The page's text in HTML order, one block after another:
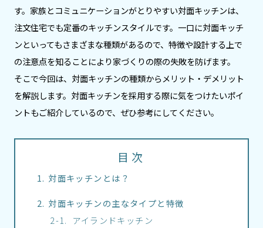
す。家族とコミュニケーションがとりやすい対面キッチンは、
注文住宅でも定番のキッチンスタイルです。一口に対面キッチ
ンといってもさまざまな種類があるので、特徴や設計する上で
の注意点を知ることにより家づくりの際の失敗を防げます。
そこで今回は、対面キッチンの種類からメリット・デメリット
を解説します。対面キッチンを採用する際に気をつけたいポイ
ントもご紹介しているので、ぜひ参考にしてください。
目次
対面キッチンとは？
対面キッチンの主なタイプと特徴
アイランドキッチン